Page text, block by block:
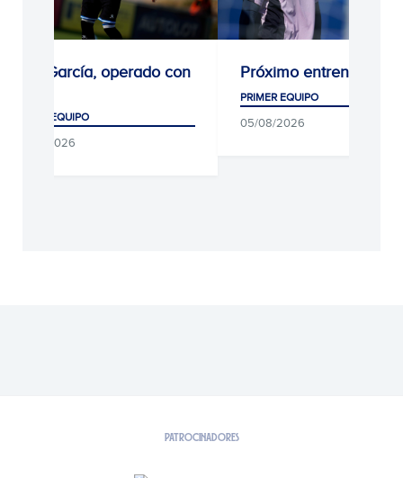
Kike García, operado con
PRIMER EQUIPO
05/08/2026
Próximo
PRIMER EQUIPO
05/08/2026
PATROCINADORES